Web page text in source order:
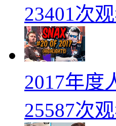
23401次
2017年度
25587次